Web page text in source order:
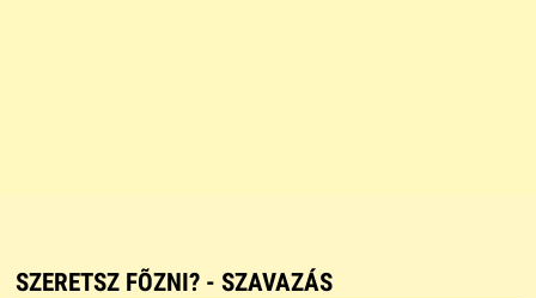
SZERETSZ FÕZNI? - SZAVAZÁS